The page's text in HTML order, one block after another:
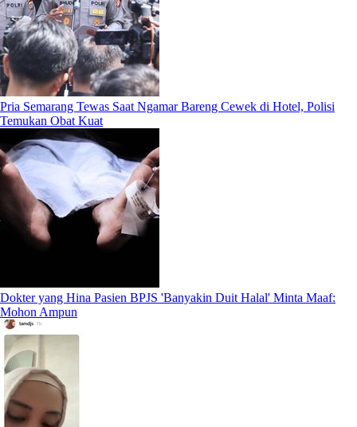
Pria Semarang Tewas Saat Ngamar Bareng Cewek di Hotel, Polisi
Temukan Obat Kuat
Dokter yang Hina Pasien BPJS 'Banyakin Duit Halal' Minta Maaf:
Mohon Ampun